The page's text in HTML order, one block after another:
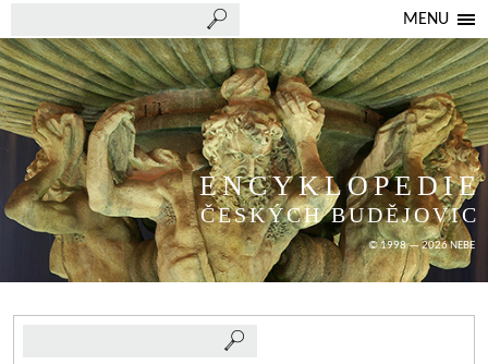
MENU
ENCYKLOPEDIE
ČESKÝCH BUDĚJOVIC
© 1998 — 2026 NEBE